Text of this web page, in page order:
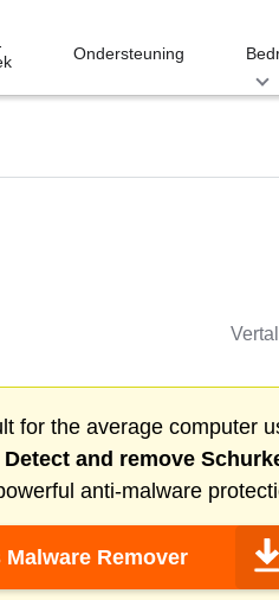
Ondersteuning
for the average computer
Detect and remove
anti-malware
Remover